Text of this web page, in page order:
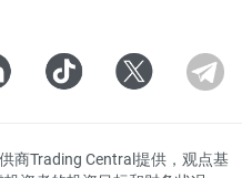
商Trading Central提供，观点基